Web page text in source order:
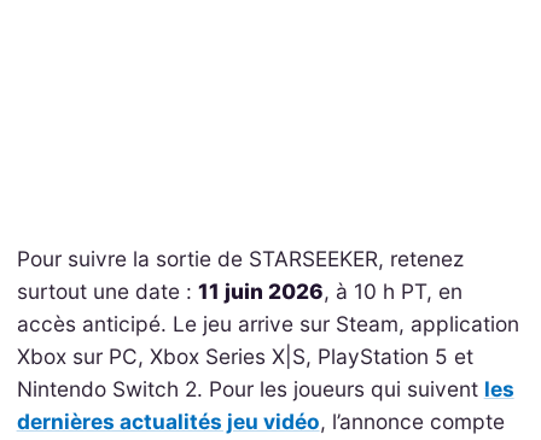
Pour suivre la sortie de STARSEEKER, retenez
surtout une date : 11 juin 2026, à 10 h PT, en
accès anticipé. Le jeu arrive sur Steam, application
Xbox sur PC, Xbox Series X|S, PlayStation 5 et
Nintendo Switch 2. Pour les joueurs qui suivent les
dernières actualités jeu vidéo, l’annonce compte